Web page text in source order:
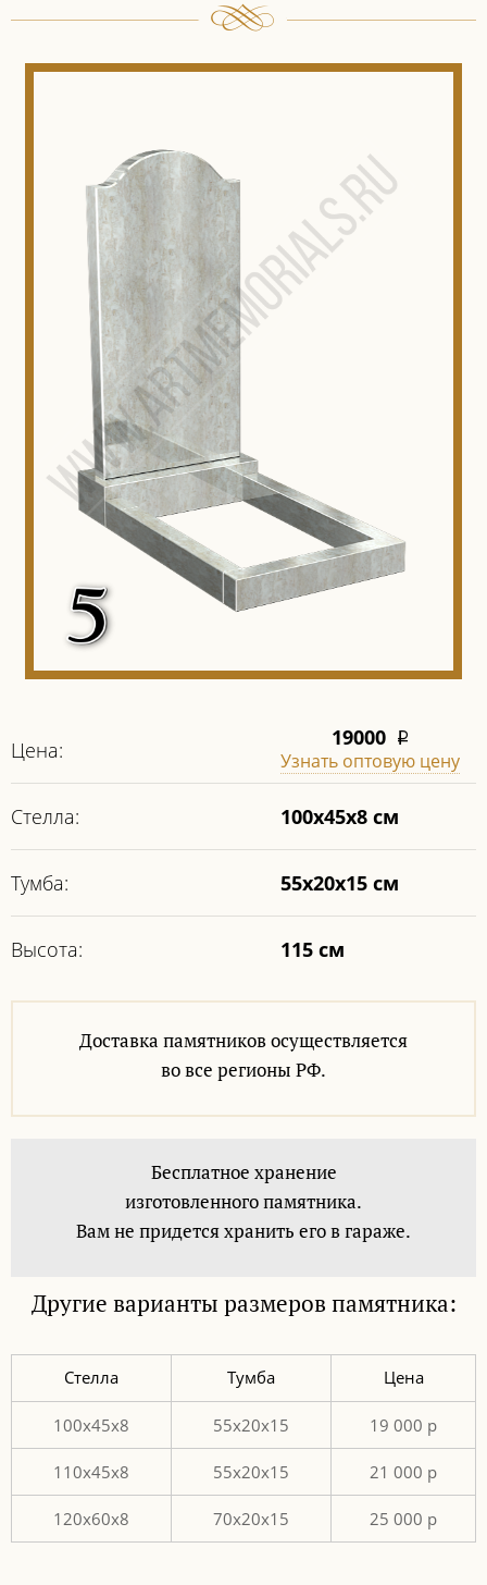
Цена: 19000 i
Узнать оптовую цену
Стелла: 100х45х8 см
Тумба: 55х20х15 см
Высота: 115 см
Доставка памятников осуществляется
во все регионы РФ.
Бесплатное хранение
изготовленного памятника.
Вам не придется хранить его в гараже.
Другие варианты размеров памятника:
Стелла Тумба Цена
100х45х8 55х20х15 19 000 р
110х45х8 55х20х15 21 000 р
120х60х8 70х20х15 25 000 р